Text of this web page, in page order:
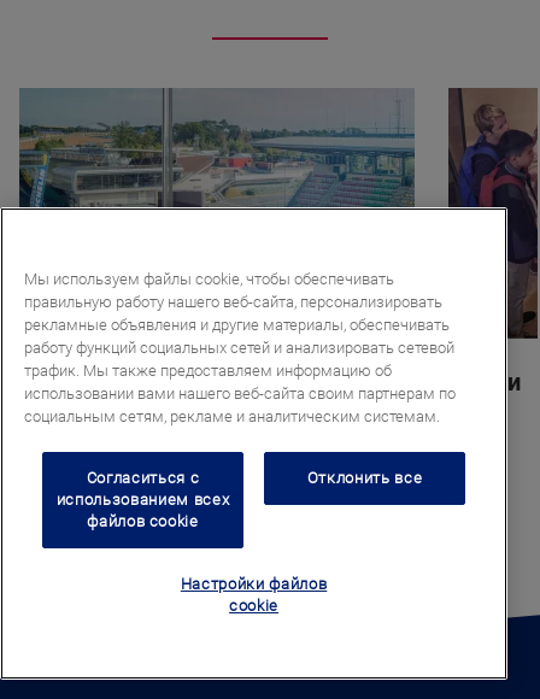
Спортивные сооружения Музеи
Мы используем файлы cookie, чтобы обеспечивать
правильную работу нашего веб-сайта, персонализировать
рекламные объявления и другие материалы, обеспечивать
работу функций социальных сетей и анализировать сетевой
трафик. Мы также предоставляем информацию об
использовании вами нашего веб-сайта своим партнерам по
социальным сетям, рекламе и аналитическим системам.
Согласиться с
использованием всех
файлов cookie
Отклонить все
Настройки файлов
cookie